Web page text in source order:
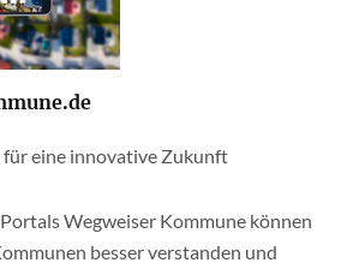
eine innovative Zukunft
Wegweiser Kommune können
besser verstanden und